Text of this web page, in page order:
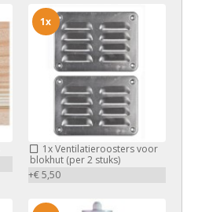
1xVentilatieroosters voor
blokhut (per 2 stuks)
+€ 5,50
1x